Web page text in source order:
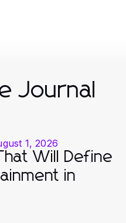
Journal
1, 2026
Will Define
in